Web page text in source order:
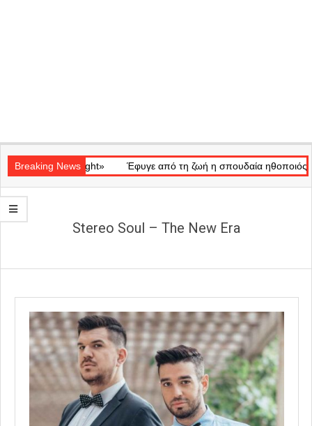
Navigation
Menu
Breaking News
«Ray of Light» Έφυγε από τη ζωή η σπουδαία ηθοποιός Μάρω
Stereo Soul – The New Era